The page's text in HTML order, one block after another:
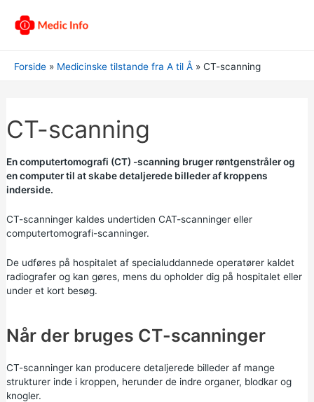
Forside Medicinske tilstande fra A til Å CT-scanning
CT-scanning
En computertomografi (CT) -scanning bruger røntgenstråler og
en computer til at skabe detaljerede billeder af kroppens
inderside.
CT-scanninger kaldes undertiden CAT-scanninger eller
computertomografi-scanninger.
De udføres på hospitalet af specialuddannede operatører kaldet
radiografer og kan gøres, mens du opholder dig på hospitalet eller
under et kort besøg.
Når der bruges CT-scanninger
CT-scanninger kan producere detaljerede billeder af mange
strukturer inde i kroppen, herunder de indre organer, blodkar og
knogler.